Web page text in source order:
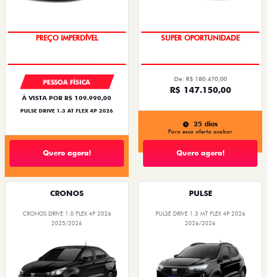
PREÇO IMPERDÍVEL
PESSOA FÍSICA
À VISTA POR R$ 109.990,00
PULSE DRIVE 1.3 AT FLEX 4P 2026
Quero agora!
SUPER OPORTUNIDADE
De: R$ 180.470,00
R$ 147.150,00
25 dias
Para essa oferta acabar
Quero agora!
CRONOS
CRONOS DRIVE 1.0 FLEX 4P 2026
2025/2026
PULSE
PULSE DRIVE 1.3 MT FLEX 4P 2026
2026/2026